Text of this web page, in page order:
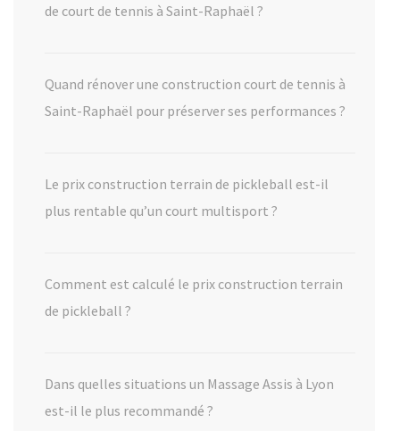
de court de tennis à Saint-Raphaël ?
Quand rénover une construction court de tennis à
Saint-Raphaël pour préserver ses performances ?
Le prix construction terrain de pickleball est-il
plus rentable qu’un court multisport ?
Comment est calculé le prix construction terrain
de pickleball ?
Dans quelles situations un Massage Assis à Lyon
est-il le plus recommandé ?